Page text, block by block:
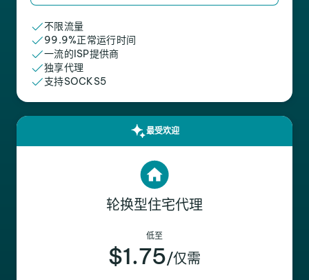
不限流量
99.9%正常运行时间
一流的ISP提供商
独享代理
支持SOCKS5
最受欢迎
轮换型住宅代理
低至
$1.75/仅需